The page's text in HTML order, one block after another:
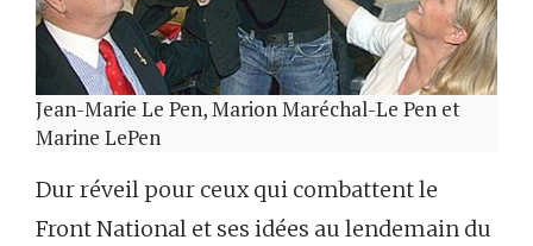
Jean-Marie Le Pen, Marion Maréchal-Le Pen et
Marine LePen
Dur réveil pour ceux qui combattent le
Front National et ses idées au lendemain du